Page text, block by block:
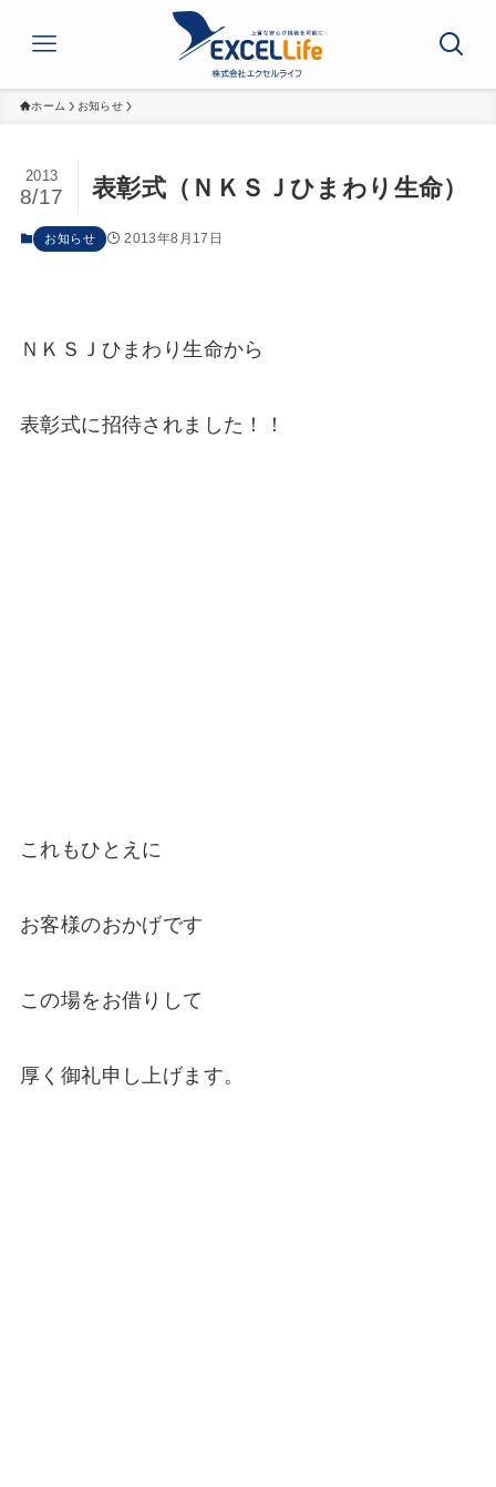
ホーム お知らせ
表彰式（ＮＫＳＪひまわり生命）
2013
8/17
お知らせ 2013年8月17日
ＮＫＳＪひまわり生命から
表彰式に招待されました！！
これもひとえに
お客様のおかげです
この場をお借りして
厚く御礼申し上げます。